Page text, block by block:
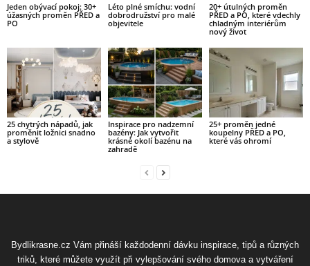
Jeden obývací pokoj: 30+
úžasných proměn PŘED a
PO
Léto plné smíchu: vodní
dobrodružství pro malé
objevitele
20+ útulných proměn
PŘED a PO, které vdechly
chladným interiérům
nový život
25 chytrých nápadů, jak
proměnit ložnici snadno
a stylově
Inspirace pro nadzemní
bazény: Jak vytvořit
krásné okolí bazénu na
zahradě
25+ proměn jedné
koupelny PŘED a PO,
které vás ohromí
Bydlikrasne.cz Vám přináší každodenní dávku inspirace, tipů a různých
triků, které můžete využít při vylepšování svého domova a vytváření